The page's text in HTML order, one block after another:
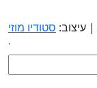
| עיצוב: סטודיו מוזי
.